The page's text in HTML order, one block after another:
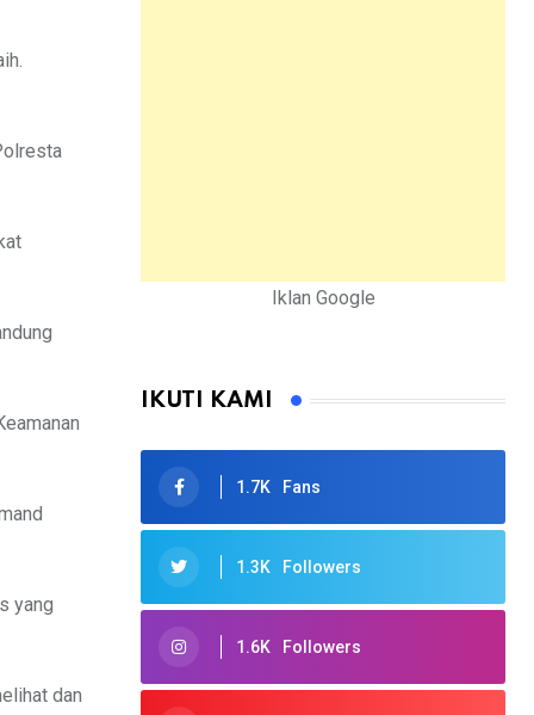
yang
dan
Iklan Google
IKUTI KAMI
1.7K Fans
1.3K Followers
1.6K Followers